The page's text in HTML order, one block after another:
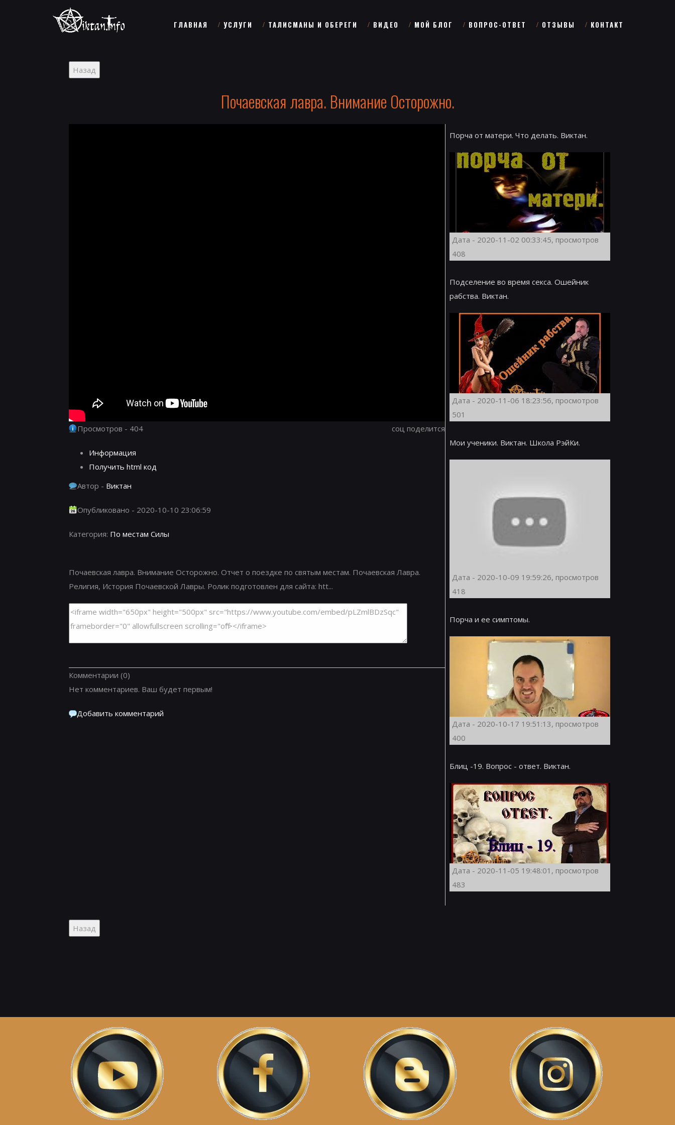
ГЛАВНАЯ УСЛУГИ ТАЛИСМАНЫ И ОБЕРЕГИ ВИДЕО МОЙ БЛОГ ВОПРОС-ОТВЕТ ОТЗЫВЫ КОНТАКТ
Почаевская лавра. Внимание Осторожно.
Просмотров - 404 соц поделится
Информация
Получить html код
Автор - Виктан
Опубликовано - 2020-10-10 23:06:59
Категория: По местам Силы
Почаевская лавра. Внимание Осторожно. Отчет о поездке по святым местам. Почаевская Лавра.
Религия, История Почаевской Лавры. Ролик подготовлен для сайта: htt...
Комментарии (0)
Нет комментариев. Ваш будет первым!
Добавить комментарий
Порча от матери. Что делать. Виктан.
Дата - 2020-11-02 00:33:45, просмотров
408
Подселение во время секса. Ошейник
рабства. Виктан.
Дата - 2020-11-06 18:23:56, просмотров
501
Мои ученики. Виктан. Школа РэйКи.
Дата - 2020-10-09 19:59:26, просмотров
418
Порча и ее симптомы.
Дата - 2020-10-17 19:51:13, просмотров
400
Блиц -19. Вопрос - ответ. Виктан.
Дата - 2020-11-05 19:48:01, просмотров
483